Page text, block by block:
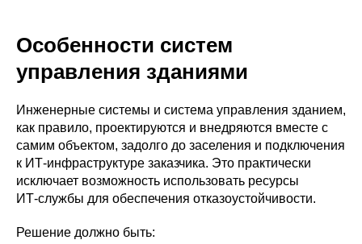
Особенности систем
управления зданиями
Инженерные системы и система управления зданием,
как правило, проектируются и внедряются вместе с
самим объектом, задолго до заселения и подключения
к ИТ‑инфраструктуре заказчика. Это практически
исключает возможность использовать ресурсы
ИТ‑службы для обеспечения отказоустойчивости.
Решение должно быть: